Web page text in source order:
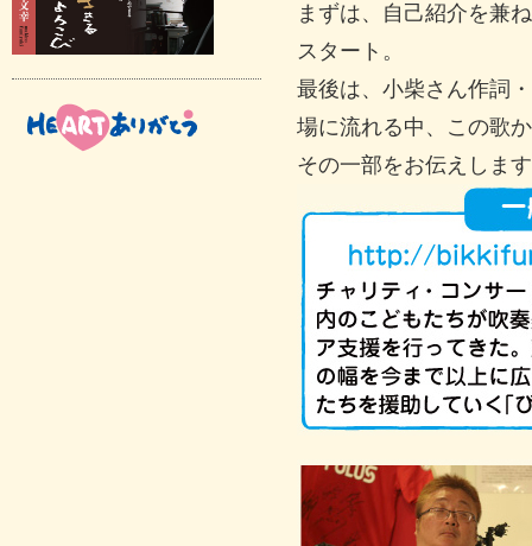
まずは、自己紹介を兼
スタート。
最後は、小柴さん作詞
場に流れる中、この歌
その一部をお伝えしま